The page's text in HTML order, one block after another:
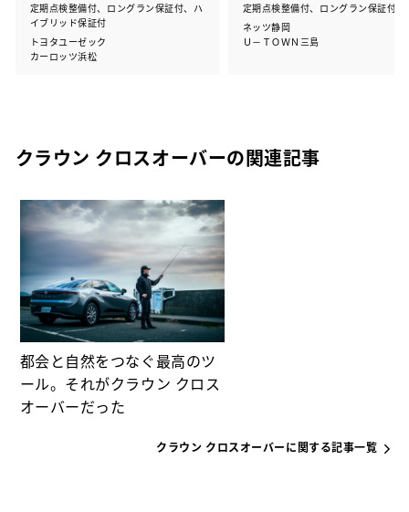
定期点検整備付、ロングラン保証付、ハ
イブリッド保証付
トヨタユーゼック
カーロッツ浜松
定期点検整備付、ロングラン保証付
ネッツ静岡
Ｕ－ＴＯＷＮ三島
クラウン クロスオーバーの関連記事
都会と自然をつなぐ最高のツ
ール。それがクラウン クロス
オーバーだった
クラウン クロスオーバーに関する記事一覧